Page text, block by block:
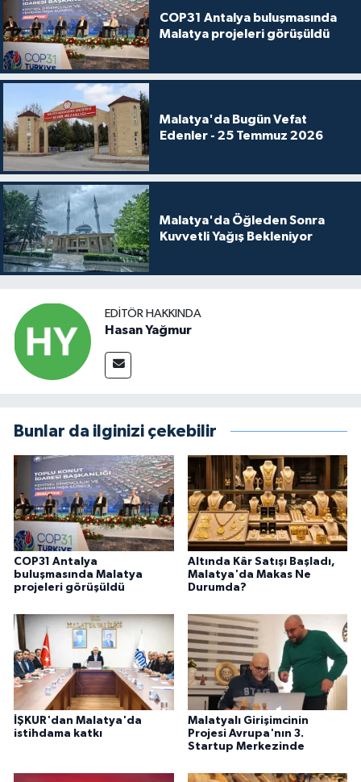
COP31 Antalya buluşmasında
Malatya projeleri görüşüldü
Malatya'da Bugün Vefat
Edenler - 25 Temmuz 2026
Malatya'da Öğleden Sonra
Kuvvetli Yağış Bekleniyor
EDITÖR HAKKINDA
Hasan Yağmur
Bunlar da ilginizi çekebilir
COP31 Antalya
buluşmasında Malatya
projeleri görüşüldü
Altında Kâr Satışı Başladı,
Malatya'da Makas Ne
Durumda?
İŞKUR'dan Malatya'da
istihdama katkı
Malatyalı Girişimcinin
Projesi Avrupa'nın 3.
Startup Merkezinde